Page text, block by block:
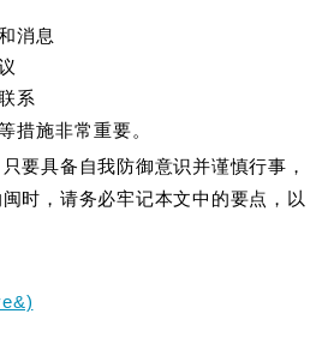
消息
系
措施非常重要。
要具备自我防御意识并谨慎行事，
时，请务必牢记本文中的要点，以